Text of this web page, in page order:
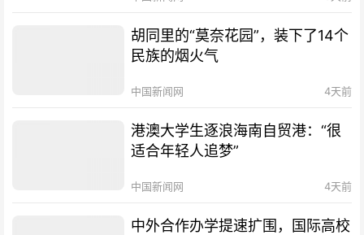
胡同里的“莫奈花园”，装下了14个
民族的烟火气
中国新闻网 4天前
港澳大学生逐浪海南自贸港：“很
适合年轻人追梦”
中国新闻网 4天前
中外合作办学提速扩围，国际高校